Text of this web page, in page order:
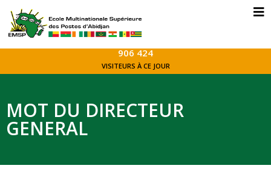
906 424
VISITEURS À CE JOUR
MOT DU DIRECTEUR
GENERAL